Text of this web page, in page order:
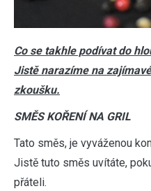
Co se takhle podívat do
Jistě narazíme na
zkoušku.
SMĚS KOŘENÍ NA GRIL
Tato směs, je vyváženou
Jistě tuto směs uvítáte,
přáteli.